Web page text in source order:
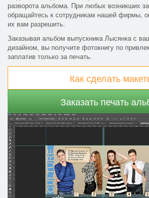
разворота альбома. При любых возникших
обращайтесь к сотрудникам нашей фирмы,
их вам разрешить.
Заказывая альбом выпускника Лысянка с
дизайном, вы получите фотокнигу по
заплатив только за печать.
Как сделать
Заказать печать